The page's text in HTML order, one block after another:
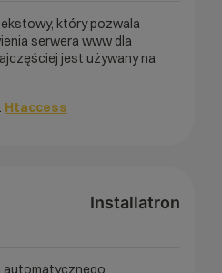
który pozwala
serwera www dla
jest używany na
Htaccess
Installatron